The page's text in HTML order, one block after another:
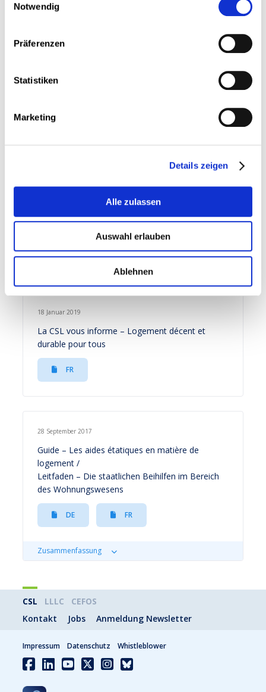
Notwendig
Präferenzen
Statistiken
Marketing
Details zeigen
Alle zulassen
Auswahl erlauben
Ablehnen
supérieures
FR
18 Januar 2019
La CSL vous informe – Logement décent et
durable pour tous
FR
28 September 2017
Guide – Les aides étatiques en matière de
logement /
Leitfaden – Die staatlichen Beihilfen im Bereich
des Wohnungswesens
DE FR
Zusammenfassung
CSL LLLC
CEFOS
Kontakt
Jobs Anmeldung Newsletter
Impressum Datenschutz Whistleblower